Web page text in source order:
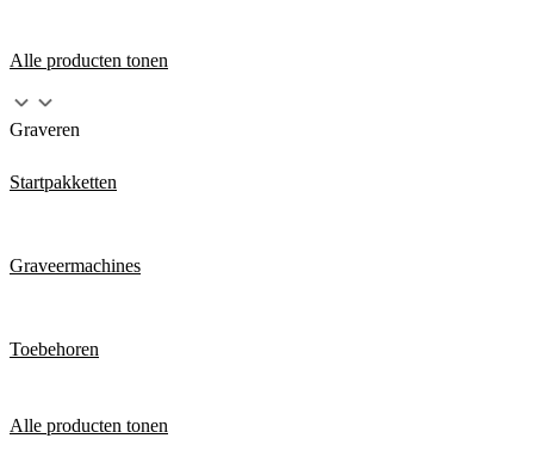
Alle producten tonen
Graveren
Startpakketten
Graveermachines
Toebehoren
Alle producten tonen